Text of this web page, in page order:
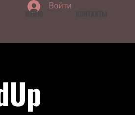
МЕНЮ
Войти